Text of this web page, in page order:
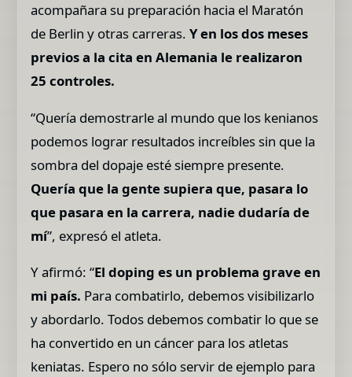
acompañara su preparación hacia el Maratón
de Berlin y otras carreras. Y en los dos meses
previos a la cita en Alemania le realizaron
25 controles.
“Quería demostrarle al mundo que los kenianos
podemos lograr resultados increíbles sin que la
sombra del dopaje esté siempre presente.
Quería que la gente supiera que, pasara lo
que pasara en la carrera, nadie dudaría de
mí”, expresó el atleta.
Y afirmó: “El doping es un problema grave en
mi país. Para combatirlo, debemos visibilizarlo
y abordarlo. Todos debemos combatir lo que se
ha convertido en un cáncer para los atletas
keniatas. Espero no sólo servir de ejemplo para